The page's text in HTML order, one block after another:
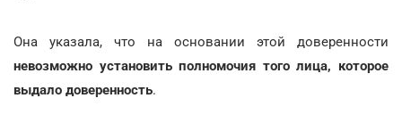
Она указала, что на основании этой доверенности
невозможно установить полномочия того лица, которое
выдало доверенность.